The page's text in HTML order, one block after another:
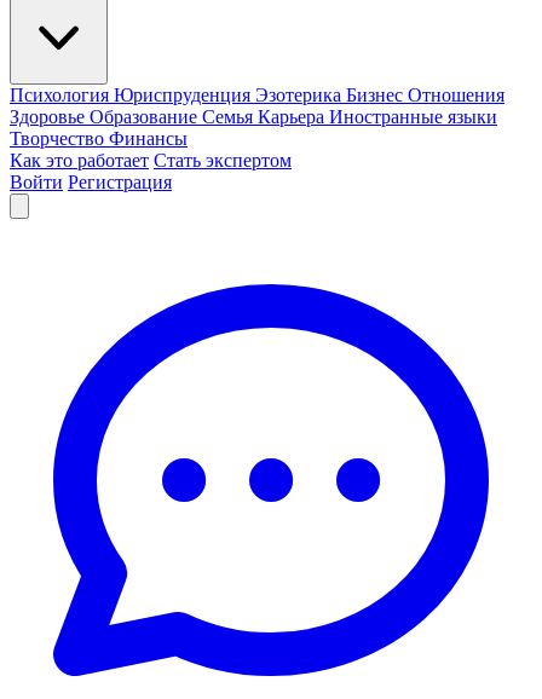
Психология Юриспруденция Эзотерика Бизнес Отношения
Здоровье Образование Семья Карьера Иностранные языки
Творчество Финансы
Как это работает Стать экспертом
Войти Регистрация